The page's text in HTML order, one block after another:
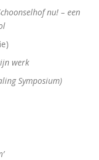
‘Luther’
nu! – een
werk
Symposium)